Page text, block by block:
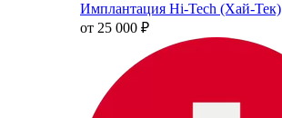
Имплантация Hi-Tech (Хай-Тек)
от 25 000 ₽